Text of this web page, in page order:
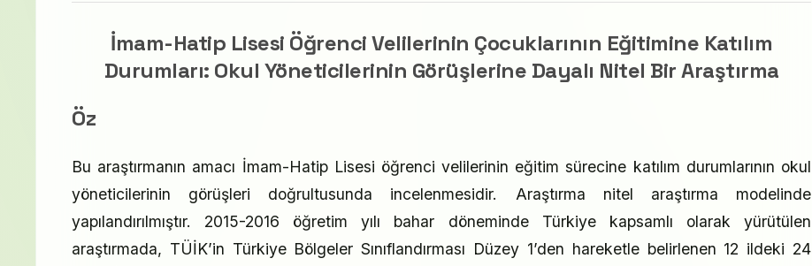
İmam-Hatip Lisesi Öğrenci Velilerinin Çocuklarının Eğitimine Katılım
Durumları: Okul Yöneticilerinin Görüşlerine Dayalı Nitel Bir Araştırma
Öz
Bu araştırmanın amacı İmam-Hatip Lisesi öğrenci velilerinin eğitim sürecine katılım durumlarının okul
yöneticilerinin görüşleri doğrultusunda incelenmesidir. Araştırma nitel araştırma modelinde
yapılandırılmıştır. 2015-2016 öğretim yılı bahar döneminde Türkiye kapsamlı olarak yürütülen
araştırmada, TÜİK’in Türkiye Bölgeler Sınıflandırması Düzey 1’den hareketle belirlenen 12 ildeki 24